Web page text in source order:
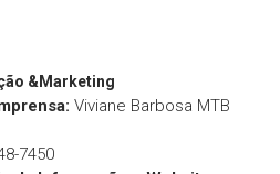
&Marketing
Viviane Barbosa MTB
7450